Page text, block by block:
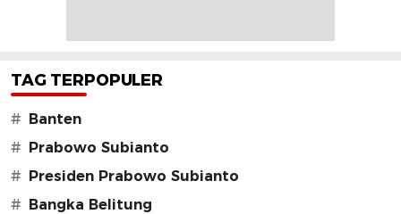
TAG TERPOPULER
# Banten
# Prabowo Subianto
# Presiden Prabowo Subianto
# Bangka Belitung